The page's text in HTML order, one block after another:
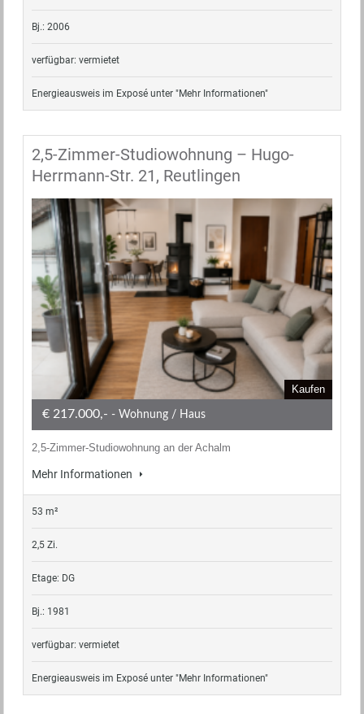
Bj.: 2006
verfügbar: vermietet
Energieausweis im Exposé unter "Mehr Informationen"
2,5-Zimmer-Studiowohnung – Hugo-
Herrmann-Str. 21, Reutlingen
Kaufen
€ 217.000,- - Wohnung / Haus
2,5-Zimmer-Studiowohnung an der Achalm
Mehr Informationen
53 m²
2,5 Zi.
Etage: DG
Bj.: 1981
verfügbar: vermietet
Energieausweis im Exposé unter "Mehr Informationen"